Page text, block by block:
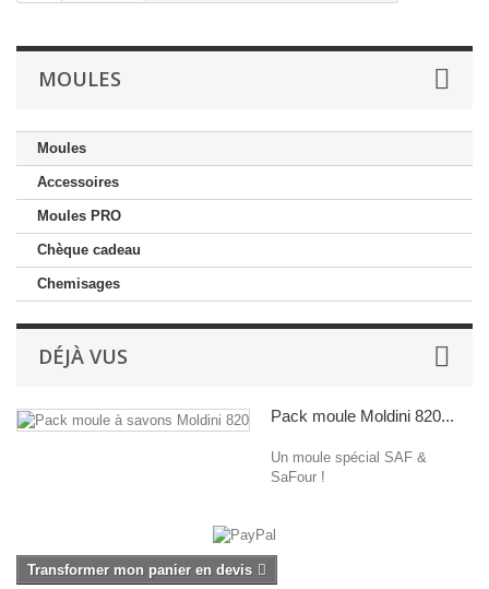
MOULES
Moules
Accessoires
Moules PRO
Chèque cadeau
Chemisages
DÉJÀ VUS
Pack moule Moldini 820...
Un moule spécial SAF &
SaFour !
Transformer mon panier en devis